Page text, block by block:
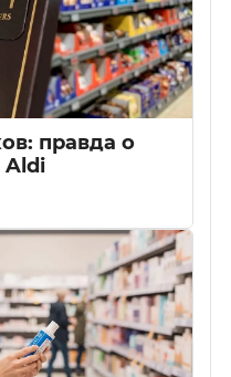
правда о
Aldi